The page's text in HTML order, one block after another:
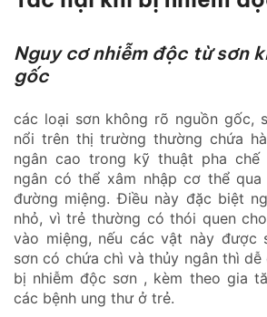
Nguy cơ nhiễm độc từ sơn
gốc
các loại sơn không rõ nguồn gốc,
nổi trên thị trường thường chứa
ngân cao trong kỹ thuật pha chế
ngân có thể xâm nhập cơ thể
đường miệng. Điều này đặc biệt
nhỏ, vì trẻ thường có thói quen
vào miệng, nếu các vật này được
sơn có chứa chì và thủy ngân thì
bị nhiễm độc sơn , kèm theo gia
các bệnh ung thư ở trẻ.